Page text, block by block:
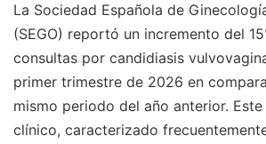
La Sociedad Española de
(SEGO) reportó un incremento del
consultas por candidiasis
primer trimestre de 2026 en
mismo periodo del año anterior.
clínico, caracterizado